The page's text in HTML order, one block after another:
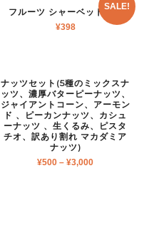
SALE!
フルーツ シャーベット 2本
¥398
ナッツセット(5種のミックスナ
ッツ、濃厚バターピーナッツ、
ジャイアントコーン、アーモン
ド 、ピーカンナッツ、カシュ
ーナッツ 、生くるみ、ピスタ
チオ、訳あり割れ マカダミア
ナッツ)
¥500 –¥3,000